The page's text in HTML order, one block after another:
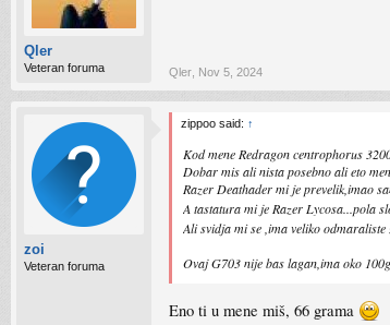
Qler
Veteran foruma Qler Nov 5, 2024
zoi
Veteran foruma
zippoo said: ↑
Kod mene Redragon centrophorus
Dobar mis ali nista posebno ali eto
Razer Deathader mi je prevelik,imao
A tastatura mi je Razer Lycosa...pola
Ali svidja mi se ,ima veliko
Ovaj G703 nije bas lagan,ima oko
Eno ti u mene miš, 66 grama